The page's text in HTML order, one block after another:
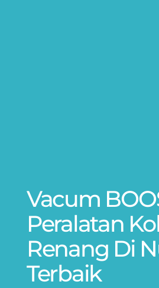
Vacum
Peralatan
Renang Di
Terbaik